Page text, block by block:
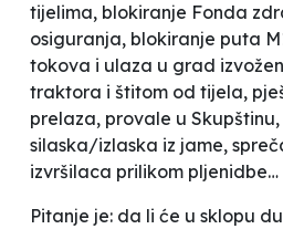
tijelima, blokiranje Fonda
osiguranja, blokiranje puta
tokova i ulaza u grad
traktora i štitom od tijela,
prelaza, provale u
silaska/izlaska iz jame,
izvršilaca prilikom pljenidbe…
Pitanje je: da li će u sklopu